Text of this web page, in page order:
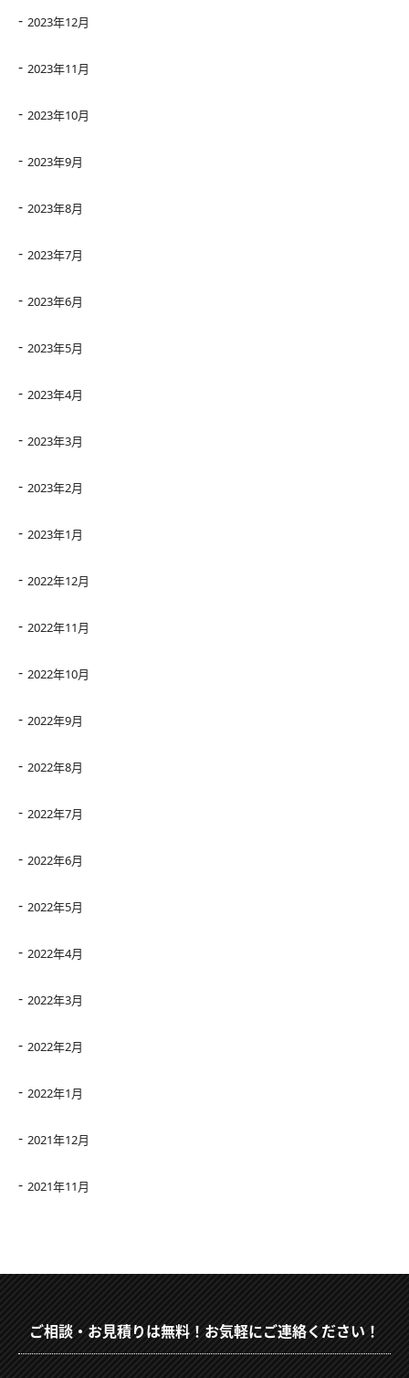
2023年12月
2023年11月
2023年10月
2023年9月
2023年8月
2023年7月
2023年6月
2023年5月
2023年4月
2023年3月
2023年2月
2023年1月
2022年12月
2022年11月
2022年10月
2022年9月
2022年8月
2022年7月
2022年6月
2022年5月
2022年4月
2022年3月
2022年2月
2022年1月
2021年12月
2021年11月
ご相談・お見積りは無料！お気軽にご連絡ください！